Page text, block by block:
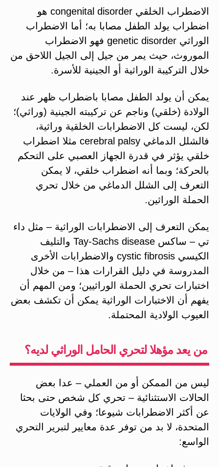
الاضطراب الخلقي congenital disorder هو
اضطراب يولد الطفل مصابا به؛ أما الاضطراب
الوراثي genetic disorder فهو الاضطراب
الموروث، حيث يمر من جيل إلى الجيل اللاحق من
خلال التركيبة الوراثية أو الجينية للأسرة.
يمكن أن يولد الطفل مصابا باضطراب ظهر عند
الولادة (خلقي) وناجم عن تركيبته الجينية (وراثي)؛
لكن، ليست كل الاضطرابات الخلقية وراثية،
فالشلل الدماغي cerebral palsy مثلا اضطراب
خلقي يؤثر في قدرة الجهاز العصبي على التحكم
بالحركة؛ وبما أنه اضطراب خلقي، لا يمكن
التعرف إلى الشلل الدماغي من خلال تحري
الحملة الوراثين.
يمكن التعرف إلى الاضطرابات الوراثية – مثل داء
تي – ساكس Tay-Sachs disease والتليف
الكيسي cystic fibrosis والاضطرابات الأخرى
المدروسة في دليل القرارات هذا – من خلال
اختبارات تحري الحملة الوراثيين؛ ومن المهم أن
يفهم أن الاختبارات الوراثية يمكن أن تكشف بعض
العيوب الولادية المحتملة.
من يعد مؤهلا لتحري الحامل الوراثي لديه؟
ليس من الممكن أو من العملي – عدا بعض
الحالات الاستثنائية – تحري كل شخص حتى بحثا
عن أكثر الاضطرابات شيوعا؛ وفي الولايات
المتحدة، لا بد من توفر عدة معايير لتبرير التحري
الواسع: